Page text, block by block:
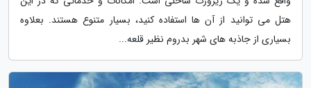
هتل می توانید از آن ها استفاده کنید، بسیار متنوع هستند. بعلاوه
بسیاری از جاذبه های شهر بدروم نظیر قلعه...